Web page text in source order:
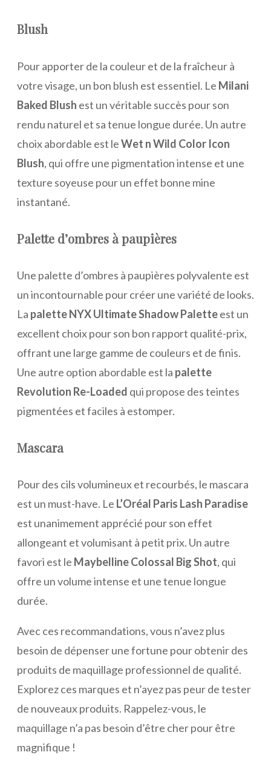
Blush
Pour apporter de la couleur et de la fraîcheur à
votre visage, un bon blush est essentiel. Le Milani
Baked Blush est un véritable succès pour son
rendu naturel et sa tenue longue durée. Un autre
choix abordable est leWet n Wild Color Icon
Blush, qui offre une pigmentation intense et une
texture soyeuse pour un effet bonne mine
instantané.
Palette d’ombres à paupières
Une palette d’ombres à paupières polyvalente est
un incontournable pour créer une variété de looks.
La palette NYX Ultimate Shadow Paletteest un
excellent choix pour son bon rapport qualité-prix,
offrant une large gamme de couleurs et de finis.
Une autre option abordable est la palette
Revolution Re-Loaded qui propose des teintes
pigmentées et faciles à estomper.
Mascara
Pour des cils volumineux et recourbés, le mascara
est un must-have. Le L’Oréal Paris Lash Paradise
est unanimement apprécié pour son effet
allongeant et volumisant à petit prix. Un autre
favori est le Maybelline Colossal Big Shot, qui
offre un volume intense et une tenue longue
durée.
Avec ces recommandations, vous n’avez plus
besoin de dépenser une fortune pour obtenir des
produits de maquillage professionnel de qualité.
Explorez ces marques et n’ayez pas peur de tester
de nouveaux produits. Rappelez-vous, le
maquillage n’a pas besoin d’être cher pour être
magnifique !